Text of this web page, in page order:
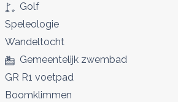
Golf
Speleologie
Wandeltocht
Gemeentelijk zwembad
GR R1 voetpad
Boomklimmen